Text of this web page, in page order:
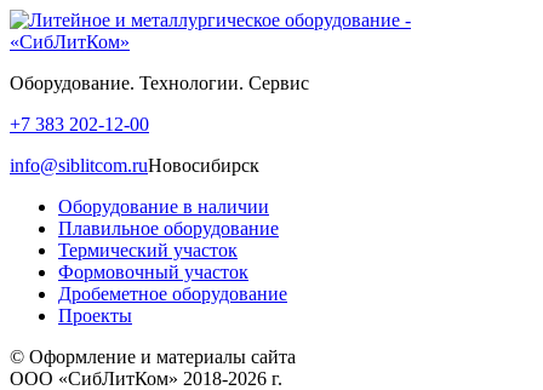
Оборудование. Технологии. Сервис
+7 383 202-12-00
info@siblitcom.ruНовосибирск
Оборудование в наличии
Плавильное оборудование
Термический участок
Формовочный участок
Дробеметное оборудование
Проекты
© Оформление и материалы сайта
ООО «СибЛитКом» 2018-2026 г.